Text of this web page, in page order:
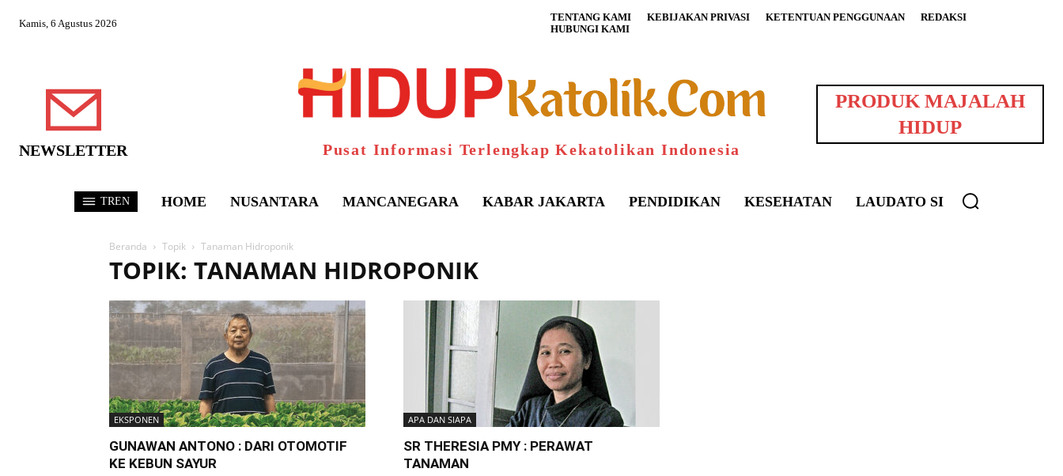
Kamis, 6 Agustus 2026 TENTANG KAMI KEBIJAKAN PRIVASI KETENTUAN PENGGUNAAN
REDAKSI
HUBUNGI KAMI
NEWSLETTER Pusat Informasi Terlengkap Kekatolikan Indonesia
PRODUK MAJALAH
HIDUP
TREN HOME NUSANTARA MANCANEGARA KABAR JAKARTA PENDIDIKAN KESEHATAN LAUDATO SI
Beranda Topik Tanaman Hidroponik
TOPIK: TANAMAN HIDROPONIK
EKSPONEN
GUNAWAN ANTONO : DARI OTOMOTIF
KE KEBUN SAYUR
APA DAN SIAPA
SR THERESIA PMY : PERAWAT
TANAMAN